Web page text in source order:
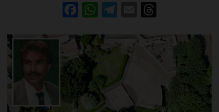
Facebook
WhatsApp
Telegram
Email